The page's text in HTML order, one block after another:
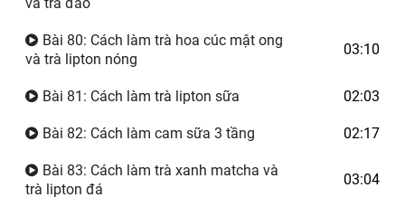
Bài 80: Cách làm trà hoa cúc mật ong
và trà lipton nóng
03:10
Bài 81: Cách làm trà lipton sữa 02:03
Bài 82: Cách làm cam sữa 3 tầng 02:17
Bài 83: Cách làm trà xanh matcha và
trà lipton đá
03:04